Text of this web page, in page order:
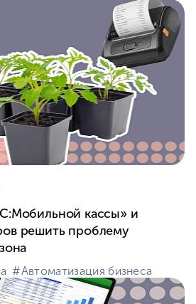
кассы» и
решить проблему
#⁣Автоматизация бизнеса